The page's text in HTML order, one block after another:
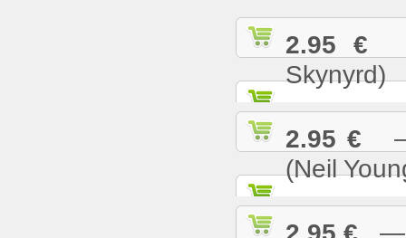
2.95 €
Skynyrd)
2.95 € —
(Neil